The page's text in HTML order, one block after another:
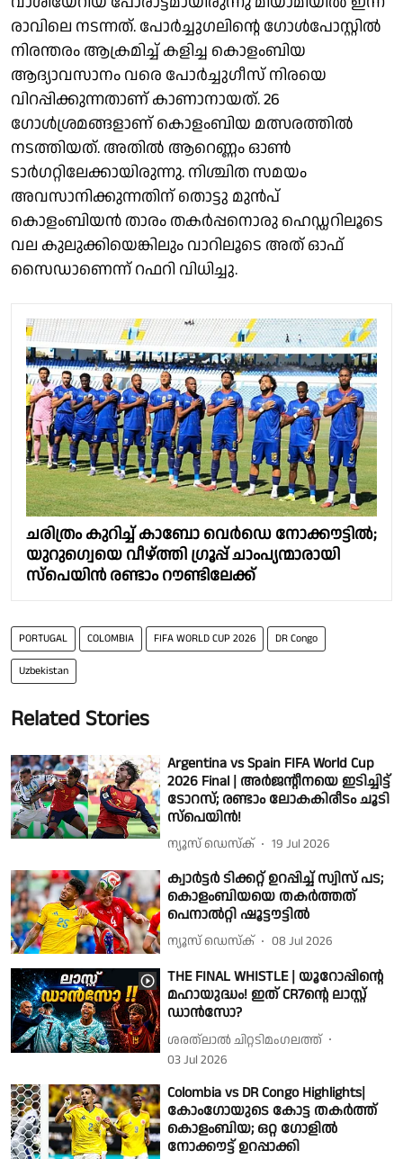
രാവിലെ നടന്നത്. പോർച്ചുഗലിൻ്റെ ഗോൾപോസ്റ്റിൽ
നിരന്തരം ആക്രമിച്ച് കളിച്ച കൊളംബിയ
ആദ്യാവസാനം വരെ പോർച്ചുഗീസ് നിരയെ
വിറപ്പിക്കുന്നതാണ് കാണാനായത്. 26
ഗോൾശ്രമങ്ങളാണ് കൊളംബിയ മത്സരത്തിൽ
നടത്തിയത്. അതിൽ ആറെണ്ണം ഓൺ
ടാർഗറ്റിലേക്കായിരുന്നു. നിശ്ചിത സമയം
അവസാനിക്കുന്നതിന് തൊട്ടു മുൻപ്
കൊളംബിയൻ താരം തകർപ്പനൊരു ഹെഡ്ഡറിലൂടെ
വല കുലുക്കിയെങ്കിലും വാറിലൂടെ അത് ഓഫ്
സൈഡാണെന്ന് റഫറി വിധിച്ചു.
ചരിത്രം കുറിച്ച് കാബോ വെർഡെ നോക്കൗട്ടിൽ;
യുറുഗ്വെയെ വീഴ്ത്തി ഗ്രൂപ്പ് ചാംപ്യന്മാരായി
സ്പെയിൻ രണ്ടാം റൗണ്ടിലേക്ക്
PORTUGAL COLOMBIA FIFA WORLD CUP 2026 DR Congo
Uzbekistan
Related Stories
Argentina vs Spain FIFA World Cup
2026 Final | അർജൻ്റീനയെ ഇടിച്ചിട്ട്
ടോറസ്; രണ്ടാം ലോകകിരീടം ചൂടി
സ്പെയിൻ!
ന്യൂസ് ഡെസ്ക് 19 Jul 2026
ക്വാർട്ടർ ടിക്കറ്റ് ഉറപ്പിച്ച് സ്വിസ് പട;
കൊളംബിയയെ തകർത്തത്
പെനാൽറ്റി ഷൂട്ടൗട്ടിൽ
ന്യൂസ് ഡെസ്ക് 08 Jul 2026
THE FINAL WHISTLE | യൂറോപ്പിൻ്റെ
മഹായുദ്ധം! ഇത് CR7ൻ്റെ ലാസ്റ്റ്
ഡാൻസോ?
ശരത്‌ലാൽ ചിറ്റടിമംഗലത്ത്
03 Jul 2026
Colombia vs DR Congo Highlights|
കോംഗോയുടെ കോട്ട തകർത്ത്
കൊളംബിയ; ഒറ്റ ഗോളിൽ
നോക്കൗട്ട് ഉറപ്പാക്കി